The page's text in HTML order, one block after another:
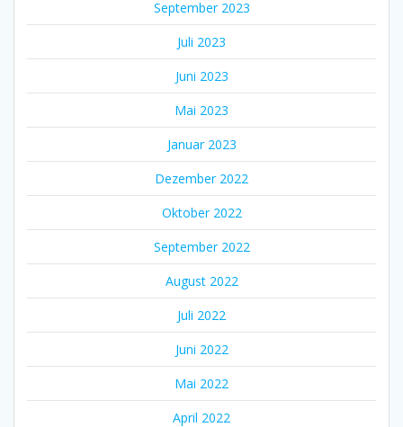
September 2023
Juli 2023
Juni 2023
Mai 2023
Januar 2023
Dezember 2022
Oktober 2022
September 2022
August 2022
Juli 2022
Juni 2022
Mai 2022
April 2022